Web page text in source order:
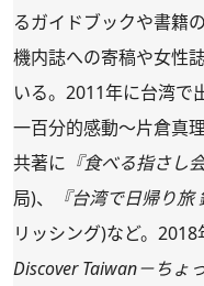
るガイドブックや書籍
機内誌への寄稿や女性
いる。2011年に台湾で
一百分的感動～片倉真
共著に 『食べる指さし
局)、
『台湾で日帰り
リッシング)など。
Discover Taiwan－ちょ